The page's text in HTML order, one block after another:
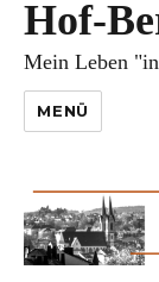
Hof-
Mein Leben
MENÜ